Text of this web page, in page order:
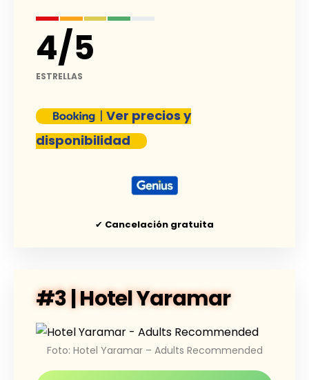
4/5
ESTRELLAS
| Ver precios y
disponibilidad
✔ Cancelación gratuita
#3 | Hotel Yaramar
Foto: Hotel Yaramar – Adults Recommended